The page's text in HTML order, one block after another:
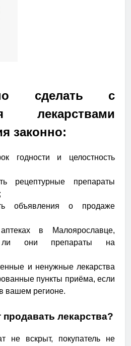
сделать с
лекарствами
законно:
годности и целостность
рецептурные препараты
объявления о продаже
в Малоярославце,
ли они препараты на
и ненужные лекарства
пункты приёма, если
вашем регионе.
лекарства?
не вскрыт, покупатель не